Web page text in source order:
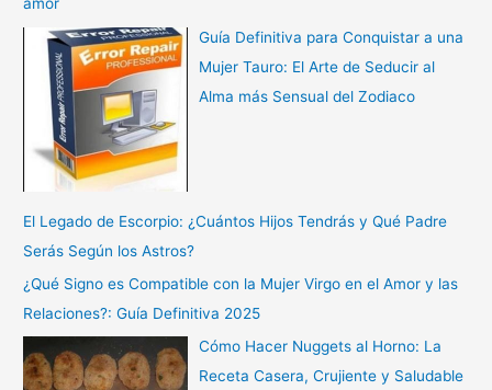
amor
Guía Definitiva para Conquistar a una
Mujer Tauro: El Arte de Seducir al
Alma más Sensual del Zodiaco
El Legado de Escorpio: ¿Cuántos Hijos Tendrás y Qué Padre
Serás Según los Astros?
¿Qué Signo es Compatible con la Mujer Virgo en el Amor y las
Relaciones?: Guía Definitiva 2025
Cómo Hacer Nuggets al Horno: La
Receta Casera, Crujiente y Saludable